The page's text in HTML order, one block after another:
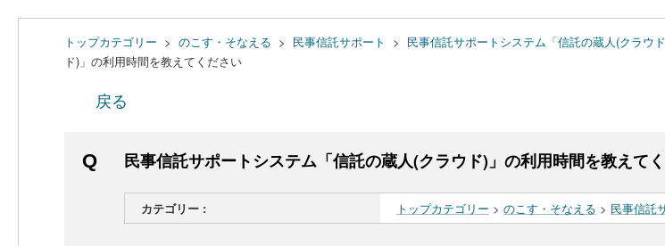
トップカテゴリー > のこす・そなえる > 民事信託サポート > 民事信託サポートシステム「信託の蔵人(クラウド
ド)」の利用時間を教えてください
戻る
民事信託サポートシステム「信託の蔵人(クラウド)」の利用時間を教えて
カテゴリー : トップカテゴリー > のこす・そなえる > 民事信託